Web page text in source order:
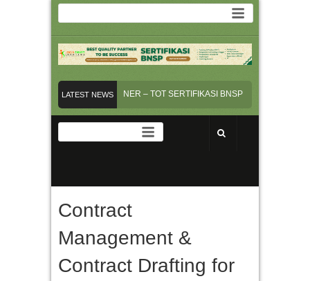
LATEST NEWS
INSTRUKTUR/TRAINER – TOT SERTIFIKASI BNSP PELAYANAN
SERVICE EXCELLENT – Online Training
Contract
Management &
Contract Drafting for